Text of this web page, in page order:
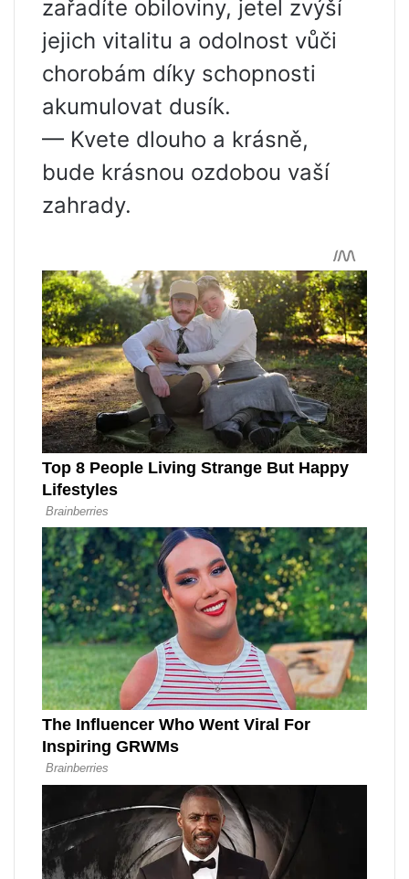
zařadíte obiloviny, jetel zvýší
jejich vitalitu a odolnost vůči
chorobám díky schopnosti
akumulovat dusík.
— Kvete dlouho a krásně,
bude krásnou ozdobou vaší
zahrady.